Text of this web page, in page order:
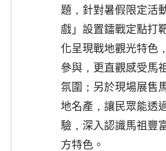
題，針對暑假限定活
戲」設置鐳戰定點打
化呈現戰地觀光特色
參與，更直觀感受馬
氛圍；另於現場展售
地名產，讓民眾能透
驗，深入認識馬祖豐
方特色。